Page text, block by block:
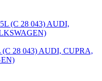
28 043) AUDI, CUPRA,